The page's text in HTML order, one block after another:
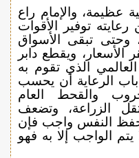
عظيمة، والإمام راع
توفير الأقوات
وحتى تبقى الأسواق
الأسعار، ويقطع دابر
الذي تقوم به
الرعاية أن يحسب
والقحط العام
الزراعة، وتضعف
حفظ النفس واجب فإن
الواجب إلا به فهو